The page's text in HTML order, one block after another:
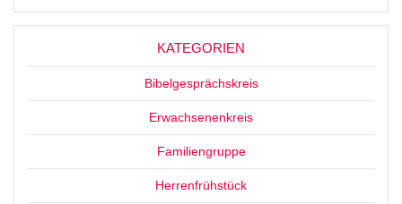
KATEGORIEN
Bibelgesprächskreis
Erwachsenenkreis
Familiengruppe
Herrenfrühstück